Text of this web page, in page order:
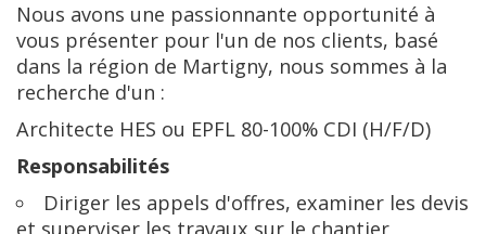
Nous avons une passionnante opportunité à
vous présenter pour l'un de nos clients, basé
dans la région de Martigny, nous sommes à la
recherche d'un :
Architecte HES ou EPFL 80-100% CDI (H/F/D)
Responsabilités
Diriger les appels d'offres, examiner les devis
et superviser les travaux sur le chantier